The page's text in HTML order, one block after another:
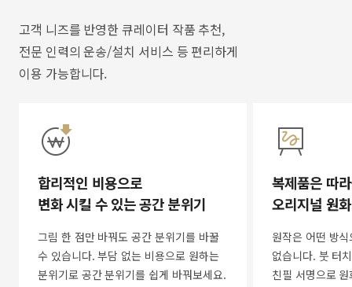
고객 니즈를 반영한 큐레이터 작품 추천,
전문 인력의 운송/설치 서비스 등 편리하게
이용 가능합니다.
합리적인 비용으로
변화 시킬 수 있는 공간 분위기
그림 한 점만 바꿔도 공간 분위기를 바꿀
수 있습니다. 부담 없는 비용으로 원하는
분위기로 공간 분위기를 쉽게 바꿔보세요.
복제품은 따
오리지널 원
원작은 어떤 방
없습니다. 붓 터
친필 서명으로